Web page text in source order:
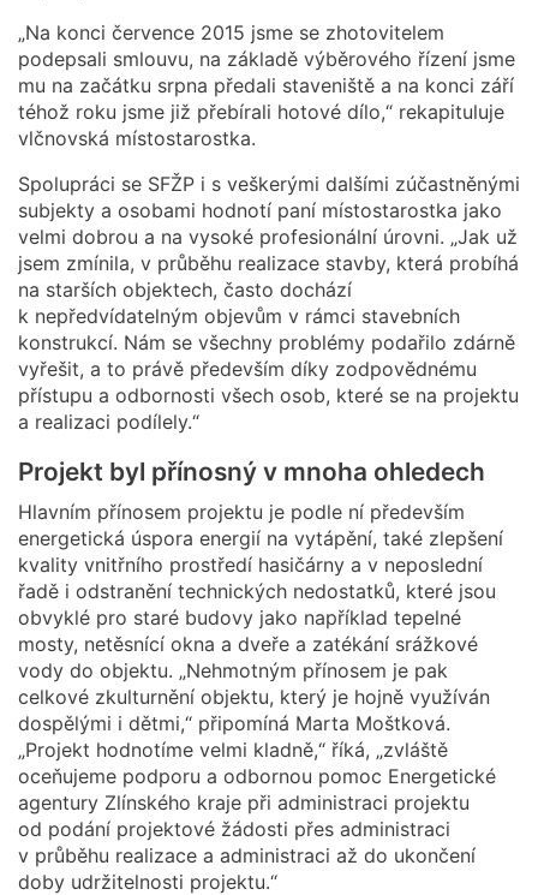
„Na konci července 2015 jsme se zhotovitelem
podepsali smlouvu, na základě výběrového řízení jsme
mu na začátku srpna předali staveniště a na konci září
téhož roku jsme již přebírali hotové dílo,“ rekapituluje
vlčnovská místostarostka.
Spolupráci se SFŽP i s veškerými dalšími zúčastněnými
subjekty a osobami hodnotí paní místostarostka jako
velmi dobrou a na vysoké profesionální úrovni. „Jak už
jsem zmínila, v průběhu realizace stavby, která probíhá
na starších objektech, často dochází
k nepředvídatelným objevům v rámci stavebních
konstrukcí. Nám se všechny problémy podařilo zdárně
vyřešit, a to právě především díky zodpovědnému
přístupu a odbornosti všech osob, které se na projektu
a realizaci podílely.“
Projekt byl přínosný v mnoha ohledech
Hlavním přínosem projektu je podle ní především
energetická úspora energií na vytápění, také zlepšení
kvality vnitřního prostředí hasičárny a v neposlední
řadě i odstranění technických nedostatků, které jsou
obvyklé pro staré budovy jako například tepelné
mosty, netěsnící okna a dveře a zatékání srážkové
vody do objektu. „Nehmotným přínosem je pak
celkové zkulturnění objektu, který je hojně využíván
dospělými i dětmi,“ připomíná Marta Moštková.
„Projekt hodnotíme velmi kladně,“ říká, „zvláště
oceňujeme podporu a odbornou pomoc Energetické
agentury Zlínského kraje při administraci projektu
od podání projektové žádosti přes administraci
v průběhu realizace a administraci až do ukončení
doby udržitelnosti projektu.“